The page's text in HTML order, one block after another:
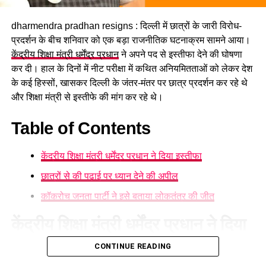
संभावना है। इसके अलावा कुछ क्षेत्रों में तेज गर्जना, बिजली गिरने और
अचानक बाढ़ जैसी परिस्थितियां भी बन सकती हैं।
dharmendra pradhan resigns : दिल्ली में छात्रों के जारी विरोध-
प्रदर्शन के बीच शनिवार को एक बड़ा राजनीतिक घटनाक्रम सामने आया।
केंद्रीय शिक्षा मंत्री धर्मेंद्र प्रधानने अपने पद से इस्तीफा देने की घोषणा
कर दी। हाल के दिनों में नीट परीक्षा में कथित अनियमितताओं को लेकर देश
के कई हिस्सों, खासकर दिल्ली के जंतर-मंतर पर छात्र प्रदर्शन कर रहे थे
और शिक्षा मंत्री से इस्तीफे की मांग कर रहे थे।
Table of Contents
केंद्रीय शिक्षा मंत्री धर्मेंद्र प्रधान ने दिया इस्तीफा
छात्रों से की पढ़ाई पर ध्यान देने की अपील
कॉकरोच जनता पार्टी ने इसे बताया लोकतंत्र की जीत
CONTINUE READING